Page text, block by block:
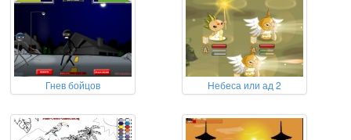
Гнев бойцов Небеса или ад 2